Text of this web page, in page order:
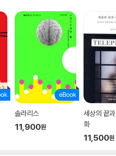
솔라리스
11,900원
세상의 끝
화
11,500원